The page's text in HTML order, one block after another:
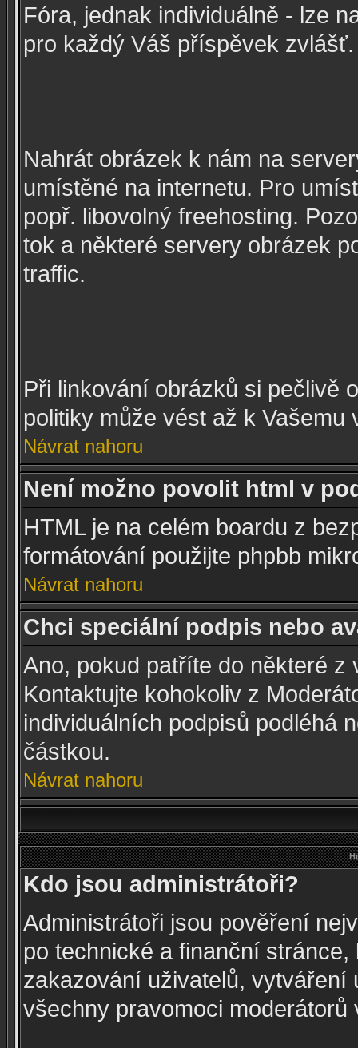
Fóra, jednak individuálně - lze
pro každý Váš příspěvek zvlášť.
Nahrát obrázek k nám na
umístěné na internetu. Pro
popř. libovolný freehosting.
tok a některé servery obrázek
traffic.
Při linkování obrázků si pečlivě
politiky může vést až k Vašemu
Návrat nahoru
Není možno povolit html v
HTML je na celém boardu z
formátování použijte phpbb
Návrat nahoru
Chci speciální podpis nebo
Ano, pokud patříte do některé z
Kontaktujte kohokoliv z
individuálních podpisů podléhá
částkou.
Návrat nahoru
Kdo jsou administrátoři?
Administrátoři jsou pověření
po technické a finanční
zakazování uživatelů, vytváření
všechny pravomoci moderátorů